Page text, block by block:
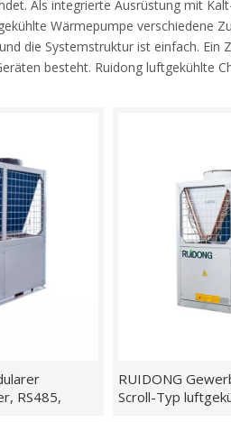
Als integrierte Ausrüstung mit
Wärmepumpe verschiedene
die Systemstruktur ist einfach.
besteht. Ruidong luftgekühlte
RS485,
RUIDONG
Scroll-Typ